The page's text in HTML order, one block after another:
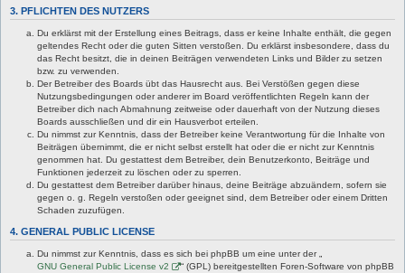
3. PFLICHTEN DES NUTZERS
Du erklärst mit der Erstellung eines Beitrags, dass er keine Inhalte enthält, die gegen
geltendes Recht oder die guten Sitten verstoßen. Du erklärst insbesondere, dass du
das Recht besitzt, die in deinen Beiträgen verwendeten Links und Bilder zu setzen
bzw. zu verwenden.
Der Betreiber des Boards übt das Hausrecht aus. Bei Verstößen gegen diese
Nutzungsbedingungen oder anderer im Board veröffentlichten Regeln kann der
Betreiber dich nach Abmahnung zeitweise oder dauerhaft von der Nutzung dieses
Boards ausschließen und dir ein Hausverbot erteilen.
Du nimmst zur Kenntnis, dass der Betreiber keine Verantwortung für die Inhalte von
Beiträgen übernimmt, die er nicht selbst erstellt hat oder die er nicht zur Kenntnis
genommen hat. Du gestattest dem Betreiber, dein Benutzerkonto, Beiträge und
Funktionen jederzeit zu löschen oder zu sperren.
Du gestattest dem Betreiber darüber hinaus, deine Beiträge abzuändern, sofern sie
gegen o. g. Regeln verstoßen oder geeignet sind, dem Betreiber oder einem Dritten
Schaden zuzufügen.
4. GENERAL PUBLIC LICENSE
Du nimmst zur Kenntnis, dass es sich bei phpBB um eine unter der „
GNU General Public License v2
“ (GPL) bereitgestellten Foren-Software von phpBB